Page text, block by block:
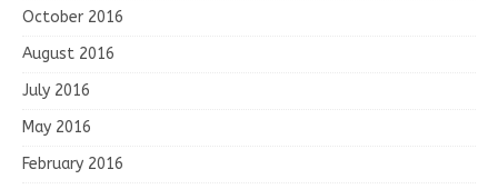
October 2016
August 2016
July 2016
May 2016
February 2016